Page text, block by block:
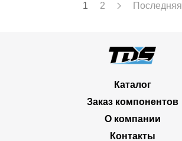
1 2 Последняя
Каталог
Заказ компонентов
О компании
Контакты